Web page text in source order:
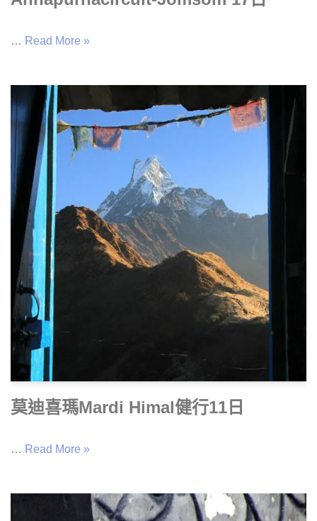
… Read More »
莫迪喜瑪Mardi Himal健行11日
… Read More »